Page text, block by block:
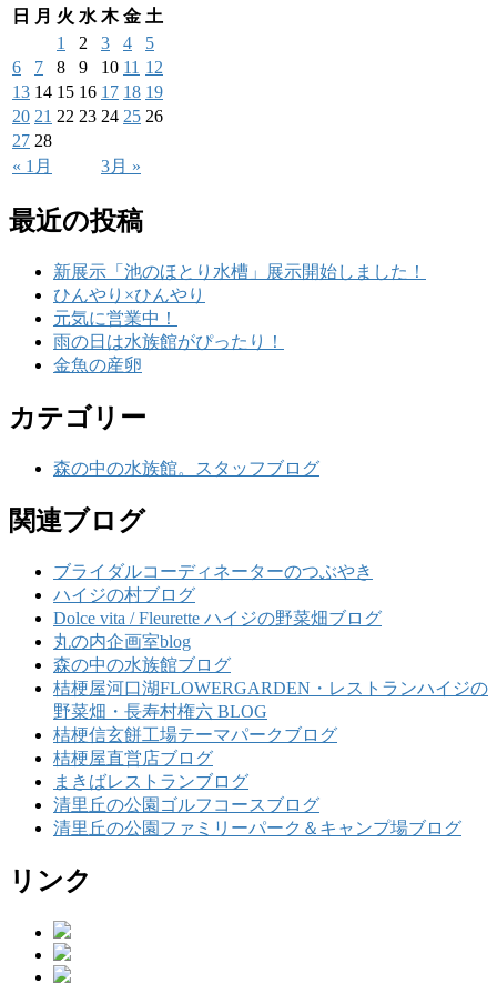
日
月 火 水 木 金 土
« 1月 3月 »
1 2 3 4
5
6
7 8 9 10 11 12
13 14 15 16 17 18 19
20 21 22 23 24 25 26
27 28
最近の投稿
新展示「池のほとり水槽」展示開始しました！
ひんやり×ひんやり
元気に営業中！
雨の日は水族館がぴったり！
金魚の産卵
カテゴリー
森の中の水族館。スタッフブログ
関連ブログ
ブライダルコーディネーターのつぶやき
ハイジの村ブログ
Dolce vita / Fleurette ハイジの野菜畑ブログ
丸の内企画室blog
森の中の水族館ブログ
桔梗屋河口湖FLOWERGARDEN・レストランハイジの
野菜畑・長寿村権六 BLOG
桔梗信玄餅工場テーマパークブログ
桔梗屋直営店ブログ
まきばレストランブログ
清里丘の公園ゴルフコースブログ
清里丘の公園ファミリーパーク＆キャンプ場ブログ
リンク